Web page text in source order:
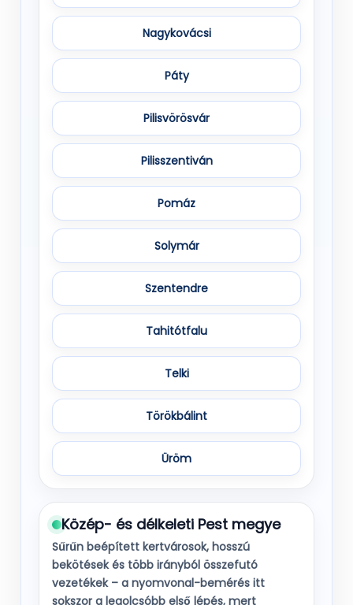
Nagykovácsi
Páty
Pilisvörösvár
Pilisszentiván
Pomáz
Solymár
Szentendre
Tahitótfalu
Telki
Törökbálint
Üröm
Közép- és délkeleti Pest megye
Sűrűn beépített kertvárosok, hosszú
bekötések és több irányból összefutó
vezetékek – a nyomvonal-bemérés itt
sokszor a legolcsóbb első lépés, mert